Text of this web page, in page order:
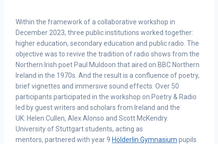
Within the framework of a collaborative workshop in
December 2023, three public institutions worked together:
higher education, secondary education and public radio. The
objective was to revive the tradition of radio shows from the
Northern Irish poet Paul Muldoon that aired on BBC Northern
Ireland in the 1970s. And the result is a confluence of poetry,
brief vignettes and immersive sound effects. Over 50
participants participated in the workshop on Poetry & Radio
led by guest writers and scholars from Ireland and the
UK: Helen Cullen, Alex Alonso and Scott McKendry.
University of Stuttgart students, acting as
mentors, partnered with year 9 Hölderlin Gymnasium pupils